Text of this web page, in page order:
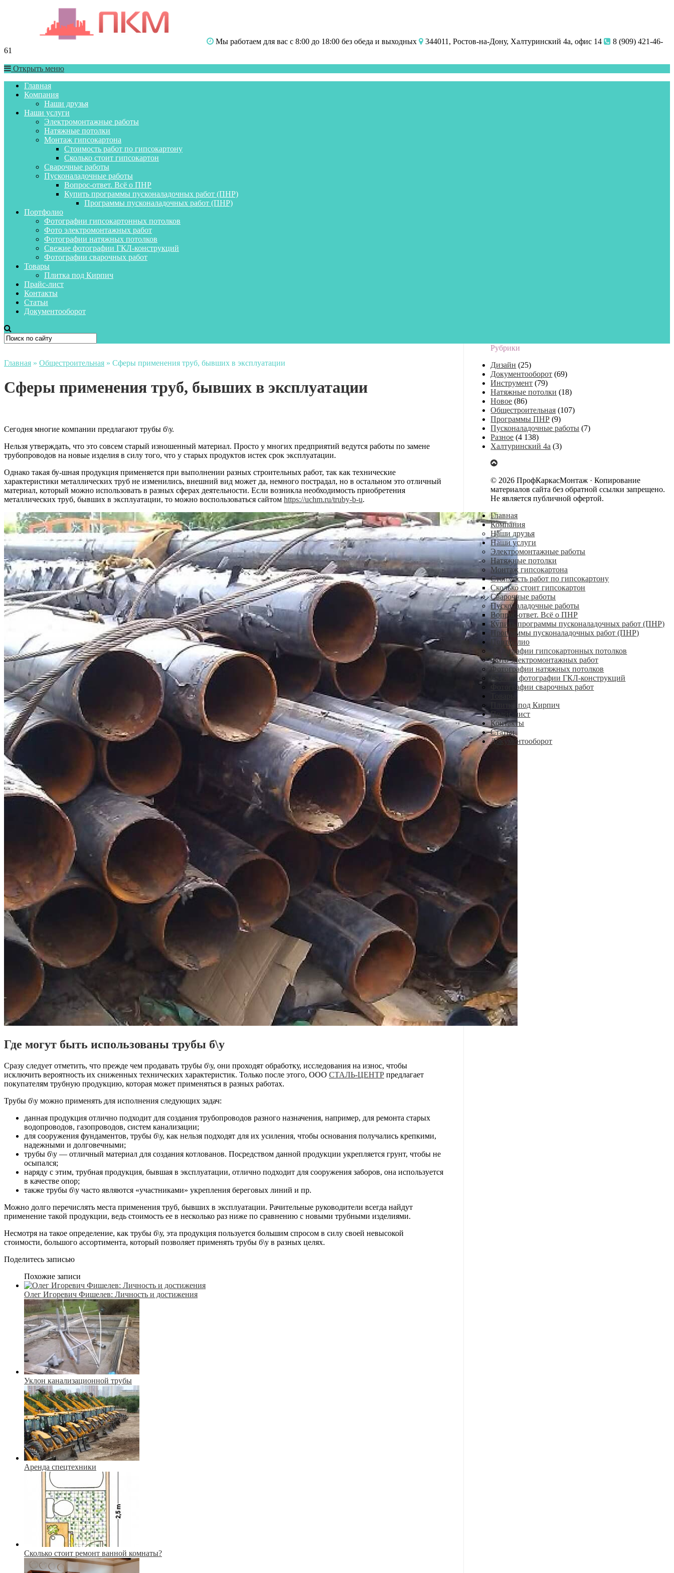
Мы работаем для вас с 8:00 до 18:00 без обеда и выходных 344011, Ростов-на-Дону, Халтуринский 4а, офис 14
8 (909) 421-46-
61
Открыть меню
Главная
Компания
Наши друзья
Наши услуги
Электромонтажные работы
Натяжные потолки
Монтаж гипсокартона
Стоимость работ по гипсокартону
Сколько стоит гипсокартон
Сварочные работы
Пусконаладочные работы
Вопрос-ответ. Всё о ПНР
Купить программы пусконаладочных работ (ПНР)
Программы пусконаладочных работ (ПНР)
Портфолио
Фотографии гипсокартонных потолков
Фото электромонтажных работ
Фотографии натяжных потолков
Свежие фотографии ГКЛ-конструкций
Фотографии сварочных работ
Товары
Плитка под Кирпич
Прайс-лист
Контакты
Статьи
Документооборот
Главная » Общестроительная » Сферы применения труб, бывших в эксплуатации
Сферы применения труб, бывших в эксплуатации
Сегодня многие компании предлагают трубы б\у.
Нельзя утверждать, что это совсем старый изношенный материал. Просто у многих предприятий ведутся работы по замене
трубопроводов на новые изделия в силу того, что у старых продуктов истек срок эксплуатации.
Однако такая бу-шная продукция применяется при выполнении разных строительных работ, так как технические
характеристики металлических труб не изменились, внешний вид может да, немного пострадал, но в остальном это отличный
материал, который можно использовать в разных сферах деятельности. Если возникла необходимость приобретения
металлических труб, бывших в эксплуатации, то можно воспользоваться сайтом https://uchm.ru/truby-b-u.
Где могут быть использованы трубы б\у
Сразу следует отметить, что прежде чем продавать трубы б\у, они проходят обработку, исследования на износ, чтобы
исключить вероятность их сниженных технических характеристик. Только после этого, ООО СТАЛЬ-ЦЕНТР предлагает
покупателям трубную продукцию, которая может применяться в разных работах.
Трубы б\у можно применять для исполнения следующих задач:
данная продукция отлично подходит для создания трубопроводов разного назначения, например, для ремонта старых
водопроводов, газопроводов, систем канализации;
для сооружения фундаментов, трубы б\у, как нельзя подходят для их усиления, чтобы основания получались крепкими,
надежными и долговечными;
трубы б\у — отличный материал для создания котлованов. Посредством данной продукции укрепляется грунт, чтобы не
осыпался;
наряду с этим, трубная продукция, бывшая в эксплуатации, отлично подходит для сооружения заборов, она используется
в качестве опор;
также трубы б\у часто являются «участниками» укрепления береговых линий и пр.
Можно долго перечислять места применения труб, бывших в эксплуатации. Рачительные руководители всегда найдут
применение такой продукции, ведь стоимость ее в несколько раз ниже по сравнению с новыми трубными изделиями.
Несмотря на такое определение, как трубы б\у, эта продукция пользуется большим спросом в силу своей невысокой
стоимости, большого ассортимента, который позволяет применять трубы б\у в разных целях.
Поделитесь записью
Похожие записи
Олег Игоревич Фишелев: Личность и достижения
Уклон канализационной трубы
Аренда спецтехники
Сколько стоит ремонт ванной комнаты?
Рубрики
Дизайн (25)
Документооборот (69)
Инструмент (79)
Натяжные потолки (18)
Новое (86)
Общестроительная (107)
Программы ПНР (9)
Пусконаладочные работы (7)
Разное (4 138)
Халтуринский 4а (3)
© 2026 ПрофКаркасМонтаж · Копирование
материалов сайта без обратной ссылки запрещено.
Не является публичной офертой.
Главная
Компания
Наши друзья
Наши услуги
Электромонтажные работы
Натяжные потолки
Монтаж гипсокартона
Стоимость работ по гипсокартону
Сколько стоит гипсокартон
Сварочные работы
Пусконаладочные работы
Вопрос-ответ. Всё о ПНР
Купить программы пусконаладочных работ (ПНР)
Программы пусконаладочных работ (ПНР)
Портфолио
Фотографии гипсокартонных потолков
Фото электромонтажных работ
Фотографии натяжных потолков
Свежие фотографии ГКЛ-конструкций
Фотографии сварочных работ
Плитка под Кирпич
Прайс-лист
Контакты
Статьи
Документооборот